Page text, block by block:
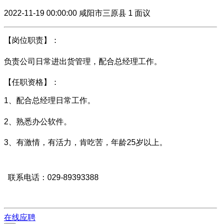
2022-11-19 00:00:00 咸阳市三原县 1 面议
【岗位职责】：
负责公司日常进出货管理，配合总经理工作。
【任职资格】：
1、配合总经理日常工作。
2、熟悉办公软件。
3、有激情，有活力，肯吃苦，年龄25岁以上。
联系电话：029-89393388
在线应聘